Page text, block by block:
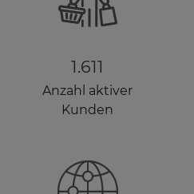
1.611
Anzahl aktiver
Kunden